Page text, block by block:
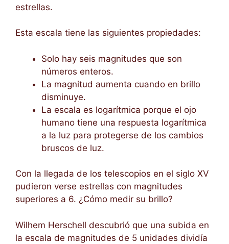
estrellas.
Esta escala tiene las siguientes propiedades:
Solo hay seis magnitudes que son
números enteros.
La magnitud aumenta cuando en brillo
disminuye.
La escala es logarítmica porque el ojo
humano tiene una respuesta logarítmica
a la luz para protegerse de los cambios
bruscos de luz.
Con la llegada de los telescopios en el siglo XV
pudieron verse estrellas con magnitudes
superiores a 6. ¿Cómo medir su brillo?
Wilhem Herschell descubrió que una subida en
la escala de magnitudes de 5 unidades dividía